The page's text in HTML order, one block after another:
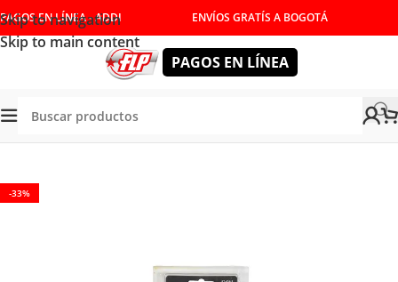
Skip to navigation
Skip to main content
PAGOS EN LÍNEA - ADDI ENVÍOS GRATÍS A BOGOTÁ
PAGOS EN LÍNEA
/HERRAMIENTAS MANUALES LLAVES EXPANSIVAS
-33%